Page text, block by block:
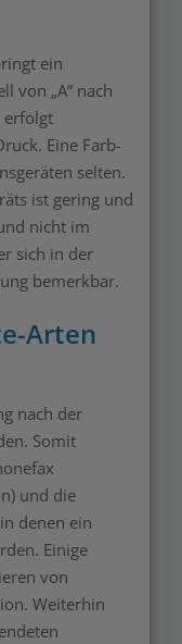
ein
von „A“ nach
erfolgt
Eine Farb-
selten.
ist gering und
nicht im
sich in der
bemerkbar.
Arten
nach der
Somit
und die
denen ein
Einige
von
Weiterhin